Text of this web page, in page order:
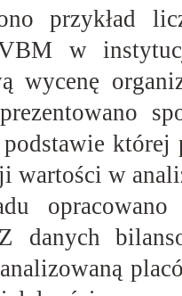
przykład
w
wycenę
której
wartości w
danych
analizowaną